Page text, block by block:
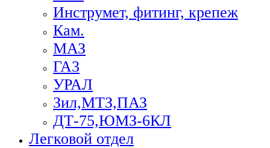
Инструмет, фитинг, крепеж
Кам.
МАЗ
ГА3
УРАЛ
Зил,МТЗ,ПАЗ
ДТ-75,ЮМЗ-6КЛ
Легковой отдел